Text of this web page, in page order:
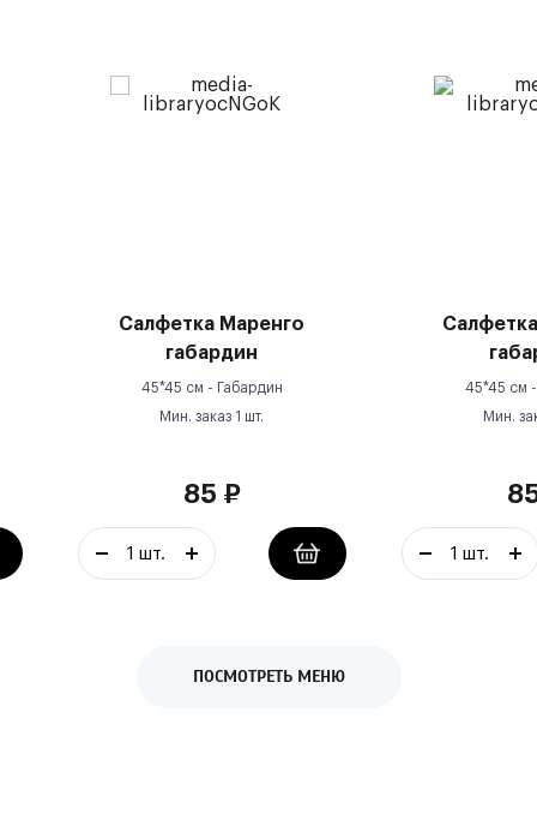
Салфетка Маренго
габардин
45*45 см - Габардин
Мин. заказ 1 шт.
85 ₽
45*45 см
Мин.
ПОСМОТРЕТЬ МЕНЮ